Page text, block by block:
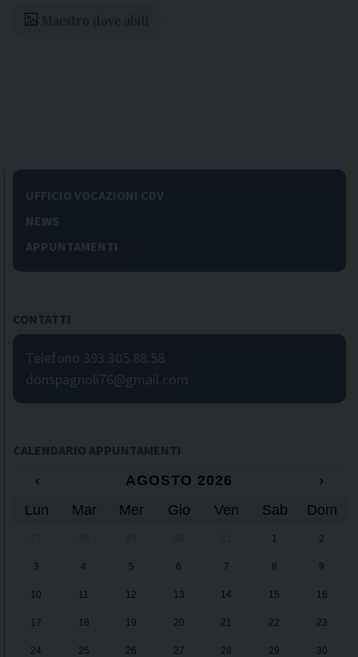
UFFICIO VOCAZIONI CDV
NEWS
APPUNTAMENTI
CONTATTI
Telefono 393.305.88.58
donspagnoli76@gmail.com
CALENDARIO APPUNTAMENTI
‹
AGOSTO 2026
›
Lun
Mar Mer Gio Ven Sab Dom
1 2
3 4 5 6 7 8 9
10 11 12 13 14 15 16
17 18 19 20 21 22 23
24 25 26 27 28 29 30